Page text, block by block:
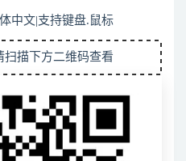
中文|支持键盘.鼠标
扫描下方二维码查看